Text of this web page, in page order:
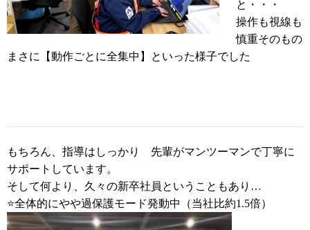
と・・・
操作も視線も
慎重そのもの
まさに【動作ごとに全集中】といった様子でした
もちろん、指導はしっかり 先輩がマンツーマンで丁寧に
サポートしています。
そして何より、久々の新卒社員ということもあり…
⭐全体的にやや過保護モード発動中（当社比約1.5倍）